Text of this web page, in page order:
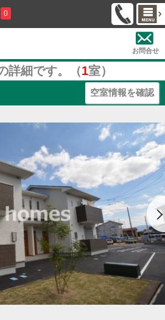
0
お問合せ
詳細です。（1室）
空室情報を確認